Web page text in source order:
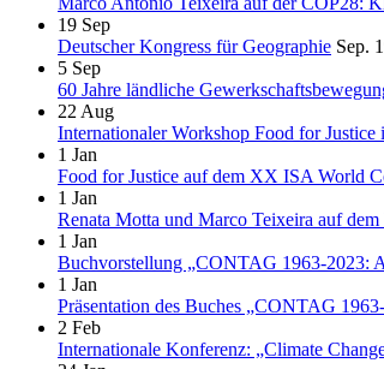
19 Sep
Deutscher Kongress für Geographie Sep.
5 Sep
60 Jahre ländliche
22 Aug
Internationaler Workshop Food for Justice
1 Jan
Food for Justice auf dem XX ISA World
1 Jan
Renata Motta und Marco Teixeira auf
1 Jan
Buchvorstellung „CONTAG 1963-2023:
1 Jan
Präsentation des Buches „CONTAG
2 Feb
Internationale Konferenz: „Climate